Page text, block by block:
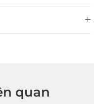
quan